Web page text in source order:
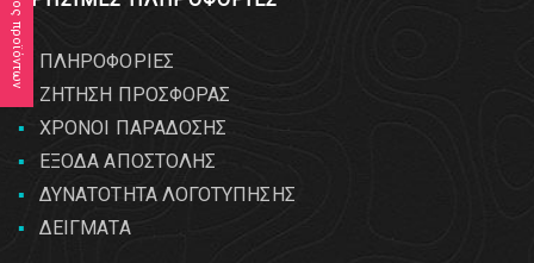
ΠΛΗΡΟΦΟΡΙΕΣ
ΖΗΤΗΣΗ ΠΡΟΣΦΟΡΑΣ
ΧΡΟΝΟΙ ΠΑΡΑΔΟΣΗΣ
ΕΞΟΔΑ ΑΠΟΣΤΟΛΗΣ
ΔΥΝΑΤΟΤΗΤΑ ΛΟΓΟΤΥΠΗΣΗΣ
ΔΕΙΓΜΑΤΑ